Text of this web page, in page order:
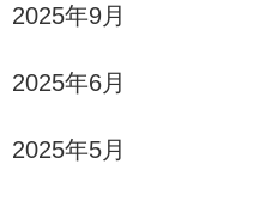
2025年9月
2025年6月
2025年5月